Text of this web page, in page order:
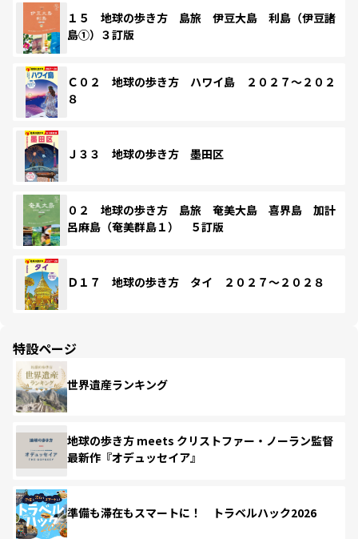
１５ 地球の歩き方 島旅 伊豆大島 利島（伊豆諸
島①）３訂版
Ｃ０２ 地球の歩き方 ハワイ島 ２０２７～２０２
８
Ｊ３３ 地球の歩き方 墨田区
０２ 地球の歩き方 島旅 奄美大島 喜界島 加計
呂麻島（奄美群島１） ５訂版
Ｄ１７ 地球の歩き方 タイ ２０２７～２０２８
特設ページ
世界遺産ランキング
地球の歩き方 meets クリストファー・ノーラン監督
最新作『オデュッセイア』
準備も滞在もスマートに！ トラベルハック2026